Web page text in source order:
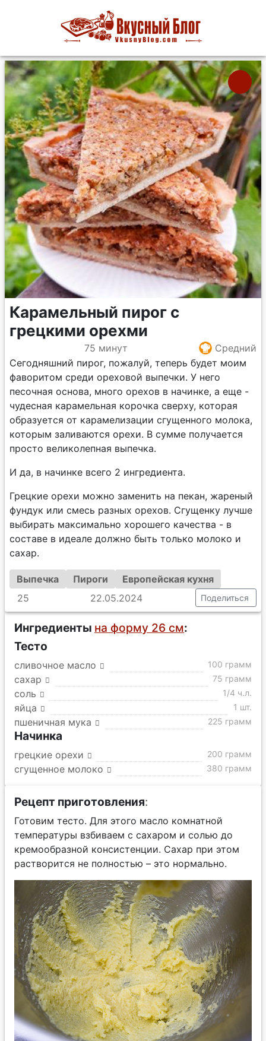
Карамельный пирог с
грецкими орехми
75 минут
Средний
Сегодняшний пирог, пожалуй, теперь будет моим
фаворитом среди ореховой выпечки. У него
песочная основа, много орехов в начинке, а еще -
чудесная карамельная корочка сверху, которая
образуется от карамелизации сгущенного молока,
которым заливаются орехи. В сумме получается
просто великолепная выпечка.
И да, в начинке всего 2 ингредиента.
Грецкие орехи можно заменить на пекан, жареный
фундук или смесь разных орехов. Сгущенку лучше
выбирать максимально хорошего качества - в
составе в идеале должно быть только молоко и
сахар.
Выпечка Пироги
Европейская кухня
25
22.05.2024 Поделиться
Ингредиенты на форму 26 см:
Тесто
сливочное масло 100 грамм
сахар 75 грамм
соль 1/4 ч.л.
яйца 1 шт.
пшеничная мука 225 грамм
Начинка
грецкие орехи 200 грамм
сгущенное молоко 380 грамм
Рецепт приготовления:
Готовим тесто. Для этого масло комнатной
температуры взбиваем с сахаром и солью до
кремообразной консистенции. Сахар при этом
растворится не полностью – это нормально.